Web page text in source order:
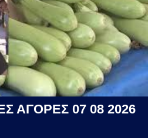
ΑΓΟΡΕΣ 07 08 2026